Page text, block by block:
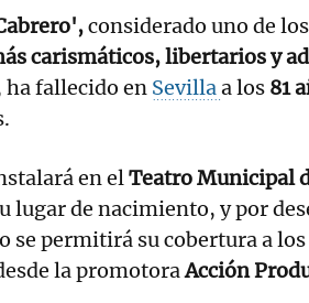
considerado uno de los
carismáticos, libertarios y
ha fallecido en Sevillaa los 81
en elTeatro Municipal
lugar de nacimiento, y por
se permitirá su cobertura a
la promotoraAcción